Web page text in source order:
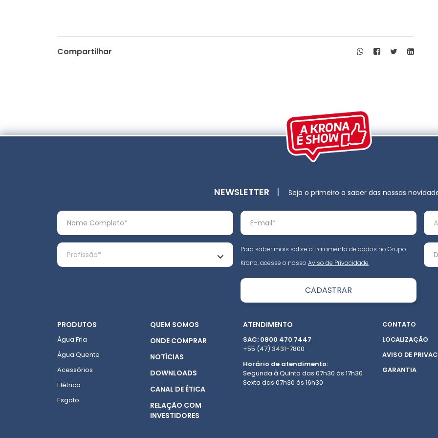
Compartilhar
NEWSLETTER | Seja o primeiro a saber das nossas
Para saber mais sobre o tratamento de dados no Grupo
Krona, acesse o nosso Aviso de Privacidade.
PRODUTOS
Água Fria
Água Quente
Acessórios
Elétrica
Esgoto
QUEM SOMOS
ONDE COMPRAR
NOTÍCIAS
DOWNLOADS
CANAL DE ÉTICA
RELAÇÃO COM
INVESTIDORES
ATENDIMENTO
SAC: 0800 470 7447
+55 (47) 3431-7800
Horário de atendimento:
Segunda à Quinta das 07h30 às 17h30
Sexta das 07h30 às 16h30
CONTATO
LOCALIZAÇÃO
AVISO DE
GARANTIA